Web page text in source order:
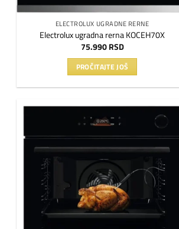
ELECTROLUX UGRADNE RERNE
Electrolux ugradna rerna KOCEH70X
75.990RSD
PROČITAJTE JOŠ
na
listu